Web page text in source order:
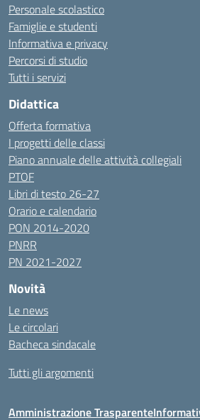
Personale scolastico
Famiglie e studenti
Informativa e privacy
Percorsi di studio
Tutti i servizi
Didattica
Offerta formativa
I progetti delle classi
Piano annuale delle attività collegiali
PTOF
Libri di testo 26-27
Orario e calendario
PON 2014-2020
PNRR
PN 2021-2027
Novità
Le news
Le circolari
Bacheca sindacale
Tutti gli argomenti
Amministrazione Trasparente